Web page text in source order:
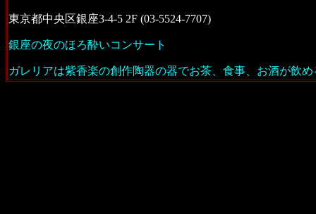
東京都中央区銀座3-4-5 2F (03-5524-7707)
銀座の夜のほろ酔いコンサート
ガレリアは紫香楽の創作陶器の器でお茶、食事、お酒が飲め